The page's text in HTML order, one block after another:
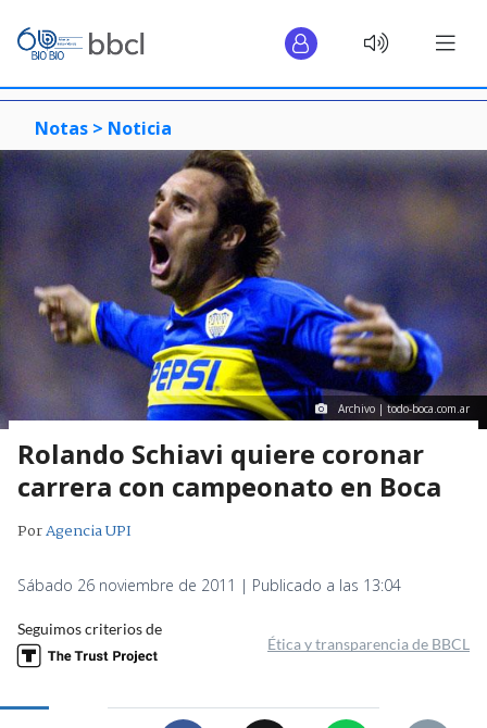
Notas > Noticia
Archivo | todo-boca.com.ar
Rolando Schiavi quiere coronar
carrera con campeonato en Boca
PorAgencia UPI
Sábado 26 noviembre de 2011 | Publicado a las 13:04
Seguimos criterios de
Ética y transparencia de BBCL